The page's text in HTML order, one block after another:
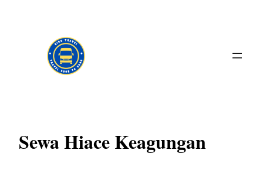
Sewa Hiace Keagungan